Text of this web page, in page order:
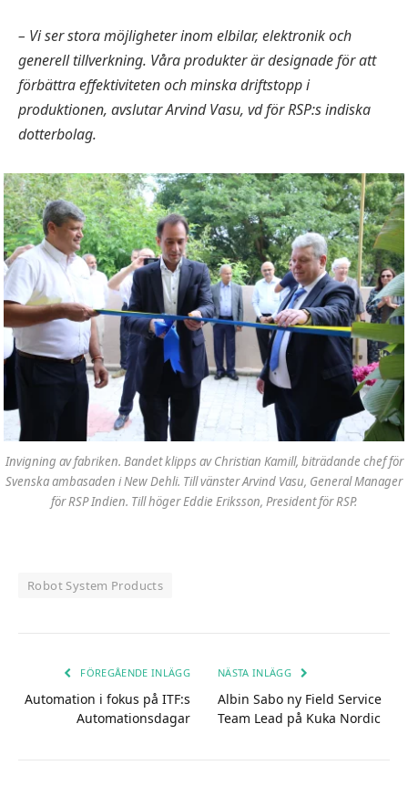
– Vi ser stora möjligheter inom elbilar, elektronik och
generell tillverkning. Våra produkter är designade för att
förbättra effektiviteten och minska driftstopp i
produktionen, avslutar Arvind Vasu, vd för RSP:s indiska
dotterbolag.
Invigning av fabriken. Bandet klipps av Christian Kamill, biträdande chef för
Svenska ambasaden i New Dehli. Till vänster Arvind Vasu, General Manager
för RSP Indien. Till höger Eddie Eriksson, President för RSP.
Robot System Products
FÖREGÅENDE INLÄGG
Automation i fokus på ITF:s
Automationsdagar
NÄSTA INLÄGG
Albin Sabo ny Field Service
Team Lead på Kuka Nordic